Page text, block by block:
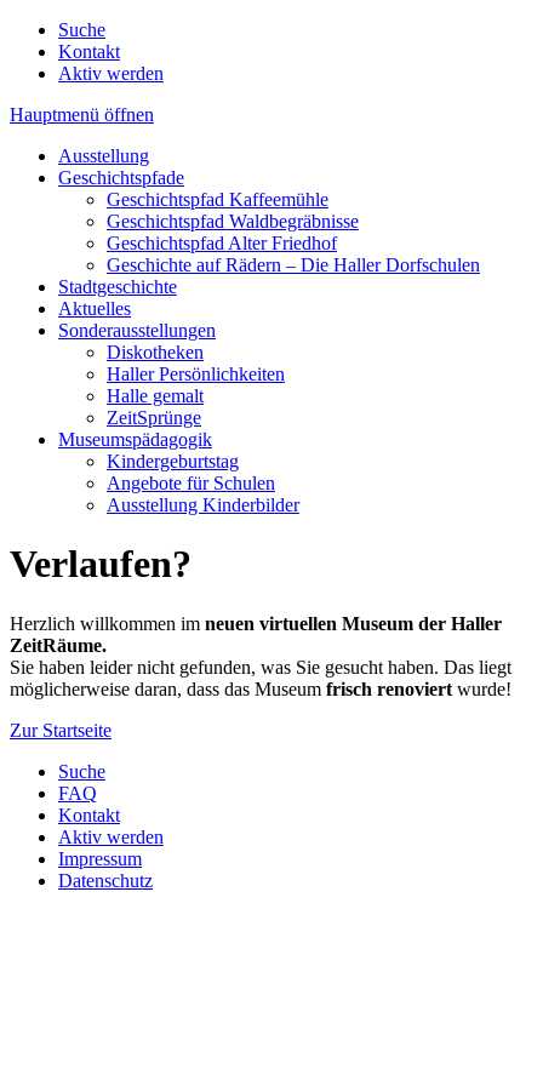
Suche
Kontakt
Aktiv werden
Hauptmenü öffnen
Ausstellung
Geschichtspfade
Geschichtspfad Kaffeemühle
Geschichtspfad Waldbegräbnisse
Geschichtspfad Alter Friedhof
Geschichte auf Rädern – Die Haller Dorfschulen
Stadtgeschichte
Aktuelles
Sonderausstellungen
Diskotheken
Haller Persönlichkeiten
Halle gemalt
ZeitSprünge
Museumspädagogik
Kindergeburtstag
Angebote für Schulen
Ausstellung Kinderbilder
Verlaufen?
Herzlich willkommen im neuen virtuellen Museum der Haller
ZeitRäume.
Sie haben leider nicht gefunden, was Sie gesucht haben. Das liegt
möglicherweise daran, dass das Museum frisch renoviert wurde!
Zur Startseite
Suche
FAQ
Kontakt
Aktiv werden
Impressum
Datenschutz